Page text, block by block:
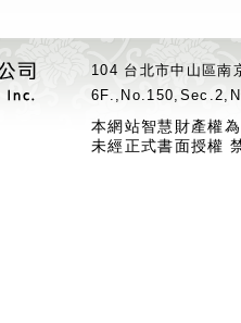
104 台北市中山區
本網站智慧財產權
未經正式書面授權